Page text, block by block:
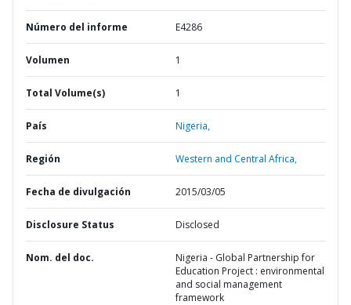
Número del informe E4286
Volumen 1
Total Volume(s) 1
País Nigeria,
Región Western and Central Africa,
Fecha de divulgación 2015/03/05
Disclosure Status Disclosed
Nom. del doc.
Nigeria - Global Partnership for
Education Project : environmental
and social management
framework